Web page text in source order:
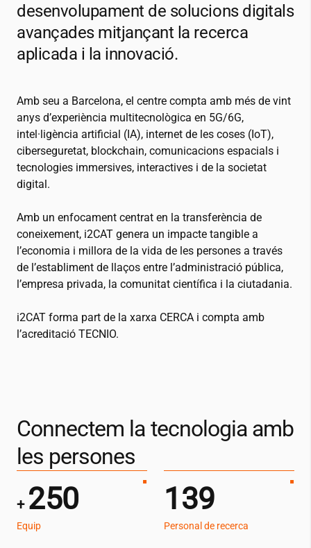
desenvolupament de solucions digitals
avançades mitjançant la recerca
aplicada i la innovació.
Amb seu a Barcelona, el centre compta amb més de vint
anys d’experiència multitecnològica en 5G/6G,
intel·ligència artificial (IA), internet de les coses (IoT),
ciberseguretat, blockchain, comunicacions espacials i
tecnologies immersives, interactives i de la societat
digital.
Amb un enfocament centrat en la transferència de
coneixement, i2CAT genera un impacte tangible a
l’economia i millora de la vida de les persones a través
de l’establiment de llaços entre l’administració pública,
l’empresa privada, la comunitat científica i la ciutadania.
i2CAT forma part de la xarxa CERCA i compta amb
l’acreditació TECNIO.
Connectem la tecnologia amb
les persones
+ 250
Equip
139
Personal de recerca